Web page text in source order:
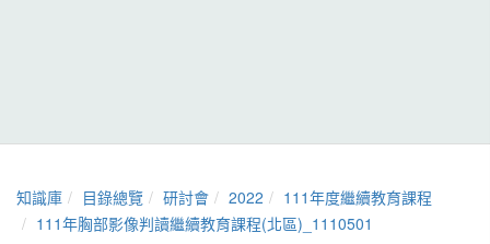
知識庫 目錄總覽 研討會 2022
111年度繼續教育課程
111年胸部影像判讀繼續教育課程(北區)_1110501